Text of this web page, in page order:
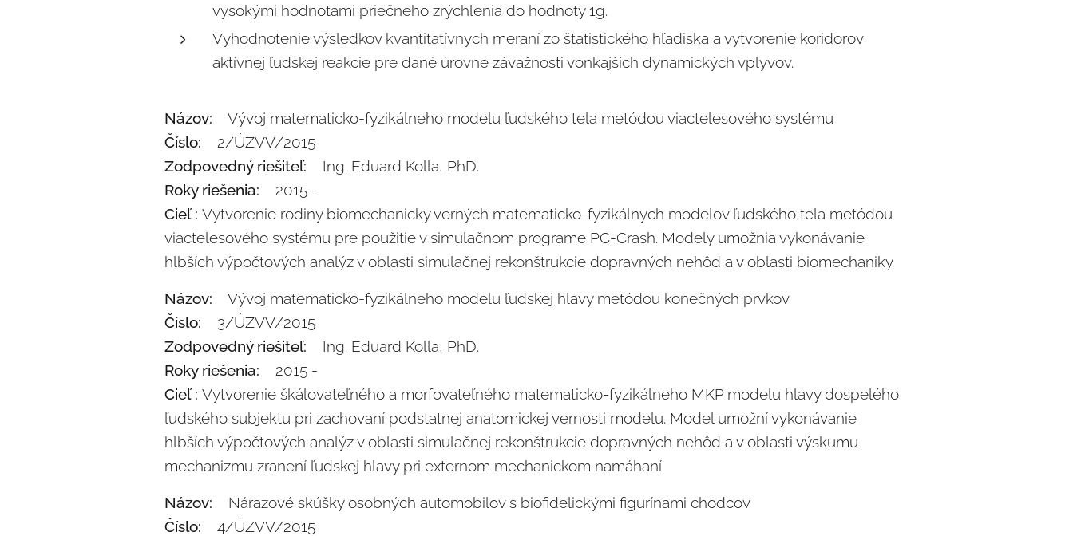
vysokými hodnotami priečneho zrýchlenia do hodnoty 1g.
Vyhodnotenie výsledkov kvantitatívnych meraní zo štatistického hľadiska a vytvorenie koridorov
aktívnej ľudskej reakcie pre dané úrovne závažnosti vonkajších dynamických vplyvov.
Názov: Vývoj matematicko-fyzikálneho modelu ľudského tela metódou viactelesového systému
Číslo: 2/ÚZVV/2015
Zodpovedný riešiteľ: Ing. Eduard Kolla, PhD.
Roky riešenia: 2015 -
Cieľ : Vytvorenie rodiny biomechanicky verných matematicko-fyzikálnych modelov ľudského tela metódou
viactelesového systému pre použitie v simulačnom programe PC-Crash. Modely umožnia vykonávanie
hlbších výpočtových analýz v oblasti simulačnej rekonštrukcie dopravných nehôd a v oblasti biomechaniky.
Názov: Vývoj matematicko-fyzikálneho modelu ľudskej hlavy metódou konečných prvkov
Číslo: 3/ÚZVV/2015
Zodpovedný riešiteľ: Ing. Eduard Kolla, PhD.
Roky riešenia: 2015 -
Cieľ : Vytvorenie škálovateľného a morfovateľného matematicko-fyzikálneho MKP modelu hlavy dospelého
ľudského subjektu pri zachovaní podstatnej anatomickej vernosti modelu. Model umožní vykonávanie
hlbších výpočtových analýz v oblasti simulačnej rekonštrukcie dopravných nehôd a v oblasti výskumu
mechanizmu zranení ľudskej hlavy pri externom mechanickom namáhaní.
Názov: Nárazové skúšky osobných automobilov s biofidelickými figurínami chodcov
Číslo: 4/ÚZVV/2015